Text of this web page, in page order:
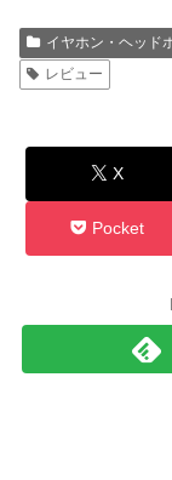
イヤホン・ヘッド
レビュー
X
Pocket